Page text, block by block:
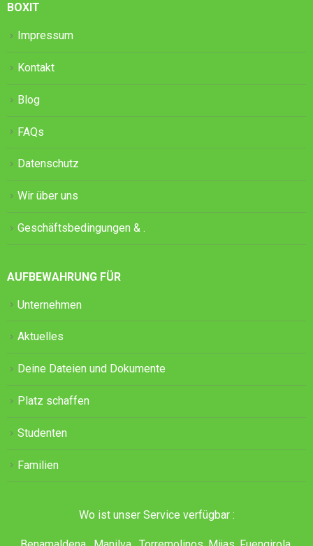
BOXIT
Impressum
Kontakt
Blog
FAQs
Datenschutz
Wir über uns
Geschäftsbedingungen & .
AUFBEWAHRUNG FÜR
Unternehmen
Aktuelles
Deine Dateien und Dokumente
Platz schaffen
Studenten
Familien
Wo ist unser Service verfügbar :